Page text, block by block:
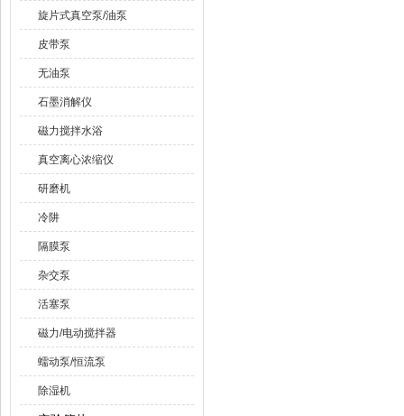
旋片式真空泵/油泵
皮带泵
无油泵
石墨消解仪
磁力搅拌水浴
真空离心浓缩仪
研磨机
冷阱
隔膜泵
杂交泵
活塞泵
磁力/电动搅拌器
蠕动泵/恒流泵
除湿机